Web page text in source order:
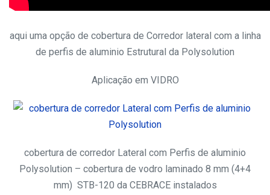
aqui uma opção de cobertura de Corredor lateral com a linha
de perfis de aluminio Estrutural da Polysolution
Aplicação em VIDRO
cobertura de corredor Lateral com Perfis de aluminio
Polysolution – cobertura de vodro laminado 8 mm (4+4
mm) STB-120 da CEBRACE instalados